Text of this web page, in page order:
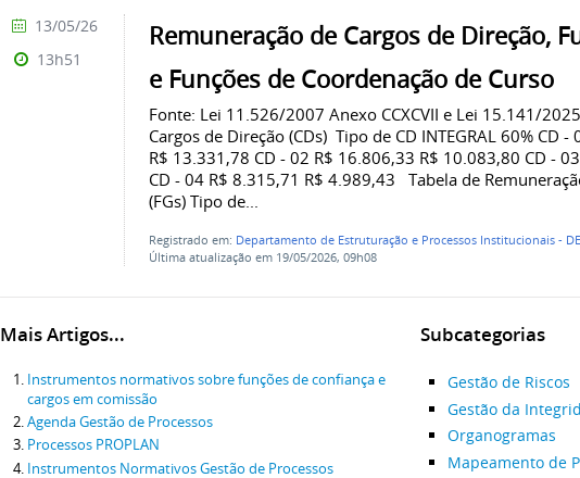
Remuneração de Cargos de Direção,
e Funções de Coordenação de Curso
Fonte: Lei 11.526/2007 Anexo CCXCVII e Lei 15.141/
Cargos de Direção (CDs) Tipo de CD INTEGRAL 60% CD
R$ 13.331,78 CD - 02 R$ 16.806,33 R$ 10.083,80 CD -
CD - 04 R$ 8.315,71 R$ 4.989,43 Tabela de
(FGs) Tipo de...
Registrado em: Departamento de Estruturação e Processos Institucionais -
Última atualização em 19/05/2026, 09h08
13/05/26
13h51
Mais Artigos...
Instrumentos normativos sobre funções de confiança e
cargos em comissão
Agenda Gestão de Processos
Processos PROPLAN
Instrumentos Normativos Gestão de Processos
Subcategorias
Gestão de Riscos
Gestão da
Organogramas
Mapeamento de